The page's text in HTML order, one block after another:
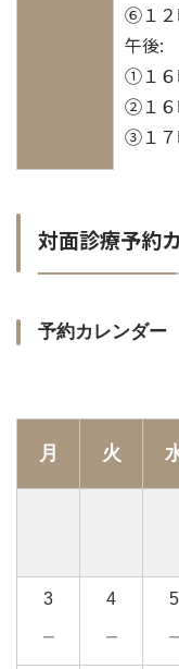
⑥
①１６
②１
③１
対面診療予約
予約カレンダー
月 火
3
－
4
－
5
－